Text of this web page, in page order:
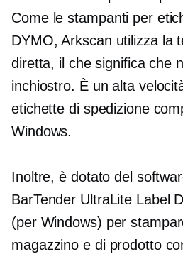
Come le stampanti per
DYMO, Arkscan utilizza la
diretta, il che significa che
inchiostro. È unalta
etichette di spedizione
Windows.
Inoltre, è dotato del
BarTender UltraLite Label
(per Windows) per
magazzino e di prodotto